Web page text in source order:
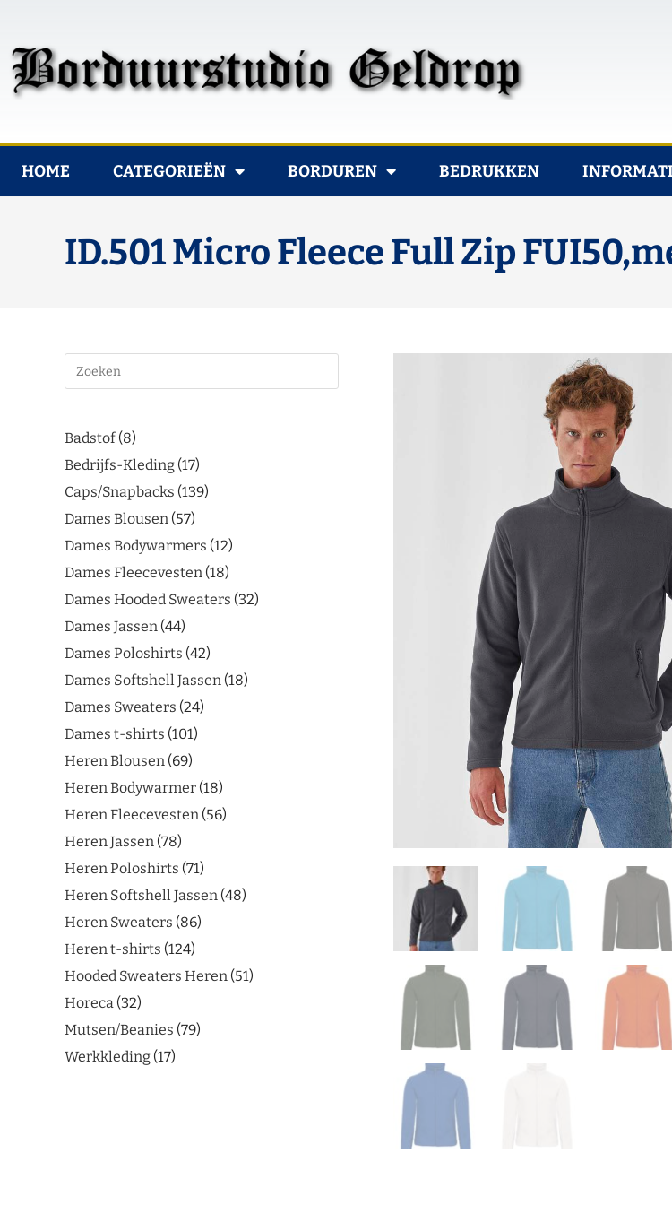
HOME CATEGORIEËN BORDUREN BEDRUKKEN
ID.501 Micro Fleece Full Zip
Badstof 8
Bedrijfs-Kleding 17
Caps/Snapbacks 139
Dames Blousen 57
Dames Bodywarmers 12
Dames Fleecevesten 18
Dames Hooded Sweaters 32
Dames Jassen 44
Dames Poloshirts 42
Dames Softshell Jassen 18
Dames Sweaters 24
Dames t-shirts 101
Heren Blousen 69
Heren Bodywarmer 18
Heren Fleecevesten 56
Heren Jassen 78
Heren Poloshirts 71
Heren Softshell Jassen 48
Heren Sweaters 86
Heren t-shirts 124
Hooded Sweaters Heren 51
Horeca 32
Mutsen/Beanies 79
Werkkleding 17